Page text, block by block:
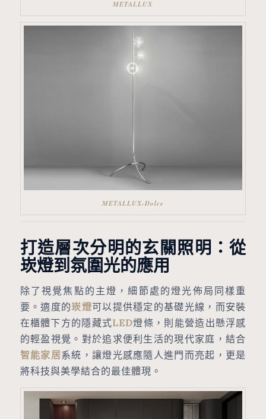
METALLUX
METALLUX-Dolce
打造層次分明的玄關照明：從
崁燈到氛圍光的應用
除了視覺焦點的主燈，細節處的燈光佈局同樣重
要。適度的崁燈可以提供穩定的基礎光線，而安裝
在櫃體下方的隱藏式LED燈條，則能營造出懸浮感
的輕盈視覺。對於追求便利生活的現代家庭，結合
智能家居系統，讓燈光感應隨人進門而亮起，更是
將科技與美學結合的最佳體現。